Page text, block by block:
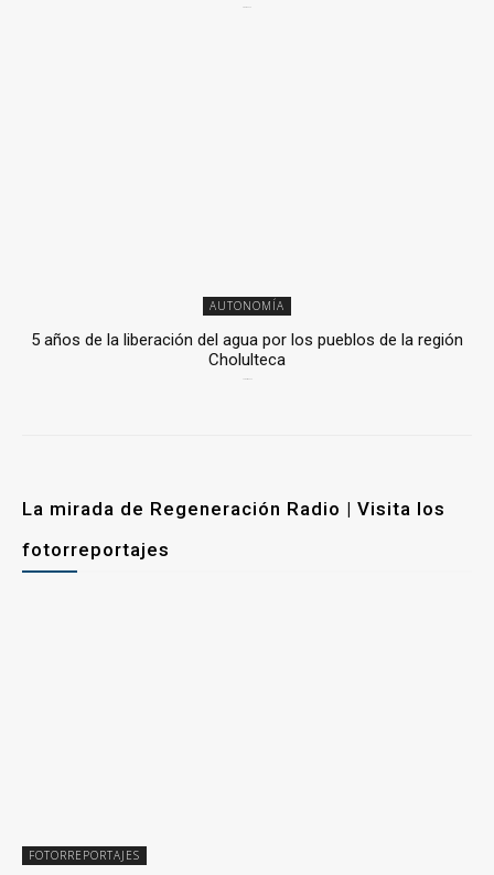
AUTONOMÍA
5 años de la liberación del agua por los pueblos de la región
Cholulteca
La mirada de Regeneración Radio | Visita los
fotorreportajes
FOTORREPORTAJES